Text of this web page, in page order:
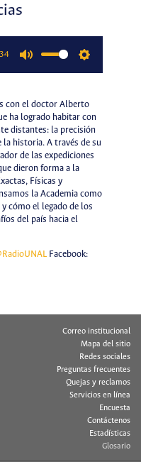
con el doctor Alberto
ha logrado habitar con
distantes: la precisión
historia. A través de su
de las expediciones
dieron forma a la
Físicas y
la Academia como
cómo el legado de los
del país hacia el
Facebook:
Correo institucional
Mapa del sitio
Redes sociales
Preguntas frecuentes
Quejas y reclamos
Servicios en línea
Encuesta
Contáctenos
Estadísticas
Glosario